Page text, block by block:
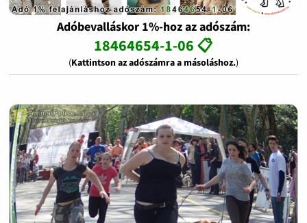
Adóbevalláskor 1%-hoz az adószám:
18464654-1-06 📋
(Kattintson az adószámra a másoláshoz.)